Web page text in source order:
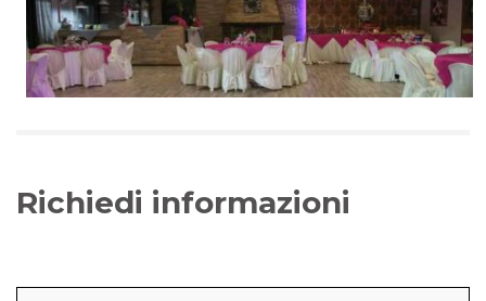
Richiedi informazioni